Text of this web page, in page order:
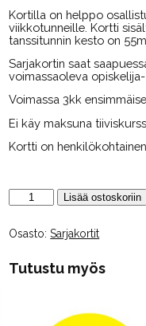
Kortilla on helppo
viikkotunneille. Kortti
tanssitunnin kesto on
Sarjakortin saat
voimassaoleva
Voimassa 3kk
Ei käy maksuna
Kortti on henkilökohtainen.
20
kerran
opiskelija
/eläkeläinen
Lisää ostoskoriin
Osasto:Sarjakortit
Tutustu myös